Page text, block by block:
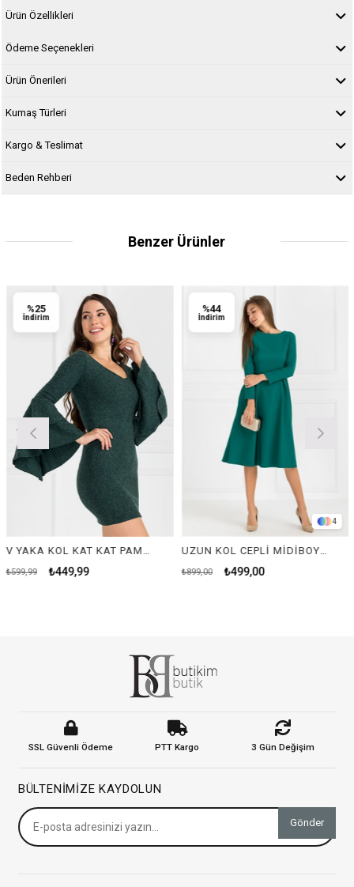
Ürün Özellikleri
Ödeme Seçenekleri
Ürün Önerileri
Kumaş Türleri
Kargo & Teslimat
Beden Rehberi
Benzer Ürünler
V YAKA KOL KAT KAT PAMUKLU ELBİSE-YEŞİL
₺449,99
%25
İndirim
4
UZUN KOL CEPLİ MİDİBOY ELBİSE-YEŞİL
₺499,00
₺899,00
%44
İndirim
SSL Güvenli Ödeme PTT Kargo 3 Gün Değişim
BÜLTENIMIZE KAYDOLUN
Gönder